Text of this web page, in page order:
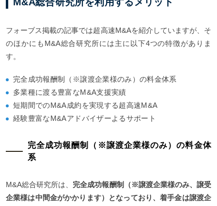
フォーブス掲載の記事では超高速M&Aを紹介していますが、そ
のほかにもM&A総合研究所には主に以下4つの特徴がありま
す。
完全成功報酬制（※譲渡企業様のみ）の料金体系
多業種に渡る豊富なM&A支援実績
短期間でのM&A成約を実現する超高速M&A
経験豊富なM&Aアドバイザーよるサポート
完全成功報酬制（※譲渡企業様のみ）の料金体
系
M&A総合研究所は、 完全成功報酬制（※譲渡企業様のみ、譲受
企業様は中間金がかかります）となっており、着手金は譲渡企